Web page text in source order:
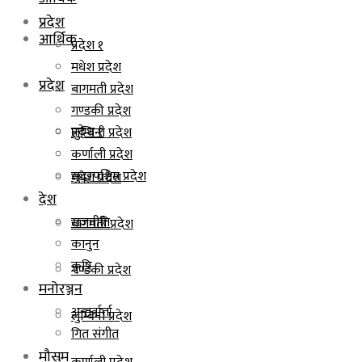
आर्थिक
प्रदेश
प्रदेश १
मधेश प्रदेश
बागमती प्रदेश
गण्डकी प्रदेश
लुम्बिनी प्रदेश
प्रदेश
प्रदेश १
मधेश प्रदेश
बागमती प्रदेश
गण्डकी प्रदेश
लुम्बिनी प्रदेश
कर्णाली प्रदेश
सुदूरपश्चिम प्रदेश
देश
राजनीति
कानुन
कृषि
मनोरञ्जन
अन्तर्वार्ता
गित संगीत
मौसम